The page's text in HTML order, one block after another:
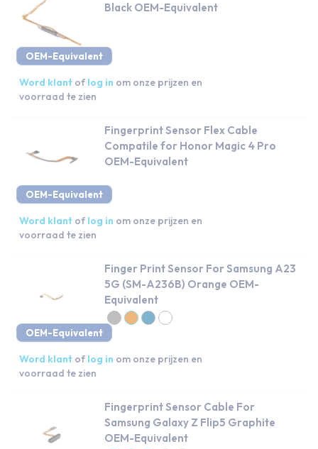
OEM-Equivalent
Black OEM-Equivalent
Word klant of log in om onze prijzen en
voorraad te zien
OEM-Equivalent
Fingerprint Sensor Flex Cable
Compatile for Honor Magic 4 Pro
OEM-Equivalent
Word klant of log in om onze prijzen en
voorraad te zien
OEM-Equivalent
Finger Print Sensor For Samsung A23
5G (SM-A236B) Orange OEM-
Equivalent
Word klant of log in om onze prijzen en
voorraad te zien
Fingerprint Sensor Cable For
Samsung Galaxy Z Flip5 Graphite
OEM-Equivalent